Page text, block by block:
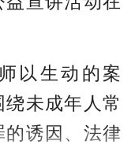
以生动的案
未成年人常
的诱因、法律